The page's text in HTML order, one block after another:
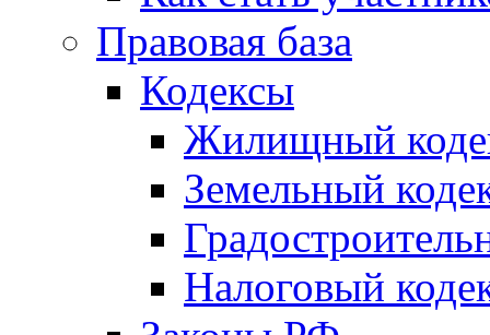
Правовая база
Кодексы
Жилищный
Земельный
Налоговый